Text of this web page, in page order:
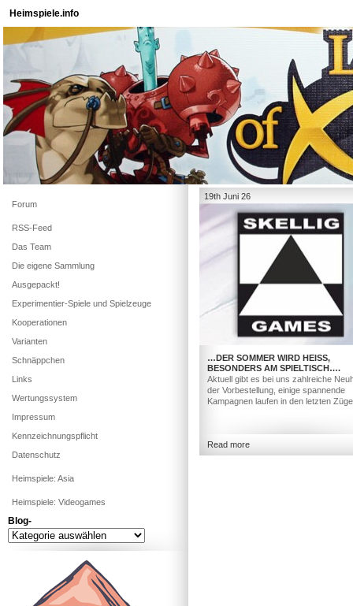
Heimspiele.info
19th Juni 26
…DER SOMMER WIRD HEISS, B
ESONDERS AM SPIELTISCH….
Aktuell gibt es bei uns zahlreiche
der Vorbestellung, einige spannende
Kampagnen laufen in den letzten
Read more
Forum
RSS-Feed
Das Team
Die eigene Sammlung
Ausgepackt!
Experimentier-Spiele und Spielzeuge
Kooperationen
Varianten
Schnäppchen
Links
Wertungssystem
Impressum
Kennzeichnungspflicht
Datenschutz
Heimspiele: Asia
Heimspiele: Videogames
Blog-
Blog-